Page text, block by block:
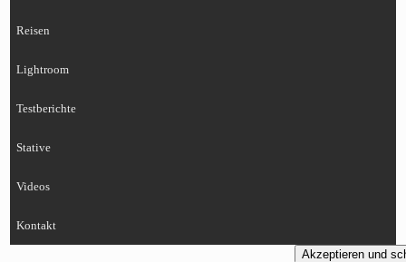
Reisen
Lightroom
Testberichte
Stative
Videos
Kontakt